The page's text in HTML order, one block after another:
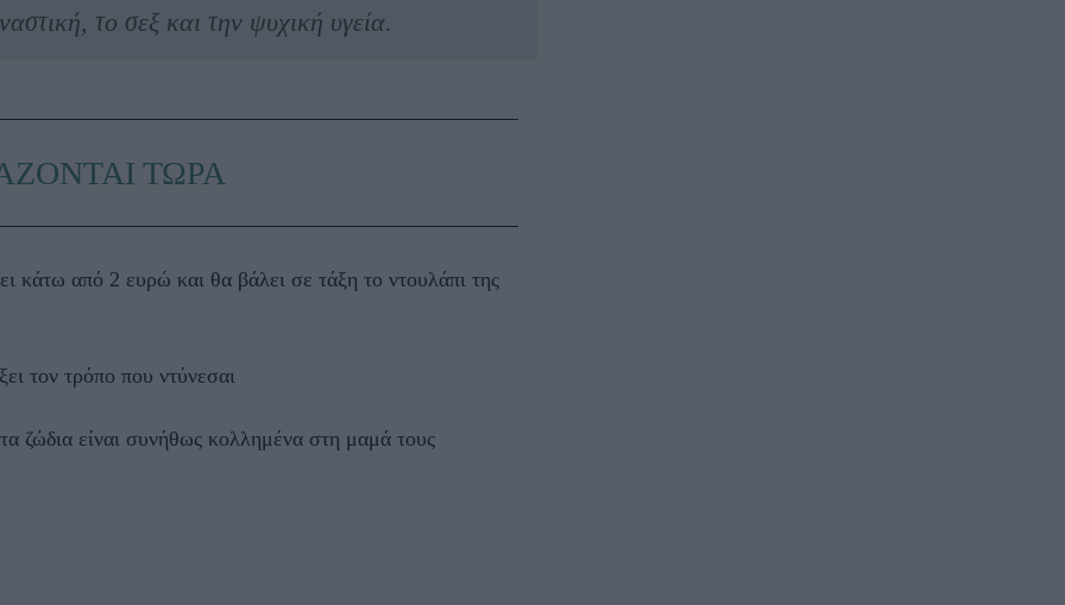
το σεξ και την ψυχική υγεία.
ΤΩΡΑ
κάτω από 2 ευρώ και θα βάλει σε τάξη το ντουλάπι της
τον τρόπο που ντύνεσαι
ζώδια είναι συνήθως κολλημένα στη μαμά τους